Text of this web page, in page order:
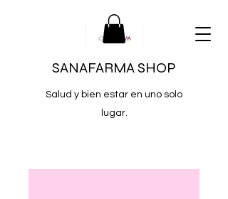
SANAFARMA SHOP
Salud y bien estar en uno solo
lugar.